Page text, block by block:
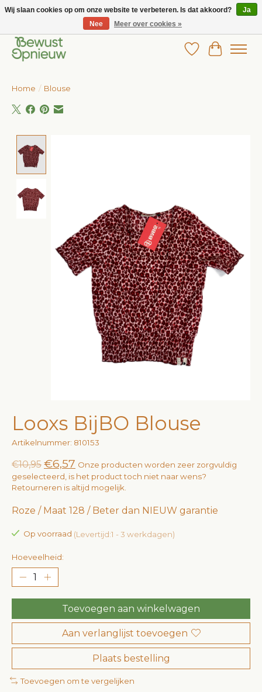
Wij bieden het grootste aanbod in betaalbare kinderkleding!
Verlanglijst
Home / Blouse
Looxs BijBO Blouse
Artikelnummer: 810153
€10,95 €6,57 Onze producten worden zeer zorgvuldig
geselecteerd, is het product toch niet naar wens?
Retourneren is altijd mogelijk.
Roze / Maat 128 / Beter dan NIEUW garantie
Op voorraad (Levertijd:1 - 3 werkdagen)
Hoeveelheid:
Toevoegen aan winkelwagen
Aan verlanglijst toevoegen
Plaats bestelling
Toevoegen om te vergelijken
Wij slaan cookies op om onze website te verbeteren. Is dat akkoord?
Ja
Nee
Meer over cookies »